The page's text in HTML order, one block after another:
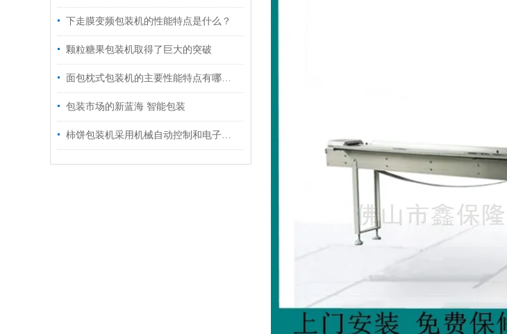
下走膜变频包装机的性能特点是什么？
颗粒糖果包装机取得了巨大的突破
面包枕式包装机的主要性能特点有哪些？
包装市场的新蓝海 智能包装
柿饼包装机采用机械自动控制和电子技术相结合的原理